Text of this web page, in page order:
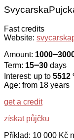
Fast credits
Website:
Amount:
Term: 15౼30 days
Interest: up to 5512
Age: from 18 years
get a credit
získat půjčku
Příklad: 10 000 Kč